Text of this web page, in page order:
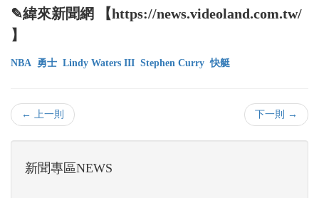
✎緯來新聞網 【https://news.videoland.com.tw/
】
NBA 勇士 Lindy Waters III Stephen Curry 快艇
← 上一則 下一則 →
新聞專區NEWS